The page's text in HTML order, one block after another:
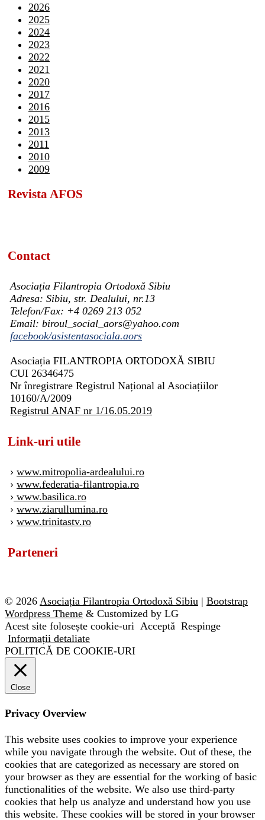
2026
2025
2024
2023
2022
2021
2020
2017
2016
2015
2013
2011
2010
2009
Revista AFOS
Contact
Asociația Filantropia Ortodoxă Sibiu
Adresa: Sibiu, str. Dealului, nr.13
Telefon/Fax: +4 0269 213 052
Email: biroul_social_aors@yahoo.com
facebook/asistentasociala.aors
Asociația FILANTROPIA ORTODOXĂ SIBIU
CUI 26346475
Nr înregistrare Registrul Național al Asociațiilor
10160/A/2009
Registrul ANAF nr 1/16.05.2019
Link-uri utile
› www.mitropolia-ardealului.ro
› www.federatia-filantropia.ro
› www.basilica.ro
› www.ziarullumina.ro
› www.trinitastv.ro
Parteneri
© 2026 Asociația Filantropia Ortodoxă Sibiu | Bootstrap
Wordpress Theme & Customized by LG
Acest site folosește cookie-uri Acceptă Respinge
Informații detaliate
POLITICĂ DE COOKIE-URI
Close
Privacy Overview
This website uses cookies to improve your experience
while you navigate through the website. Out of these, the
cookies that are categorized as necessary are stored on
your browser as they are essential for the working of basic
functionalities of the website. We also use third-party
cookies that help us analyze and understand how you use
this website. These cookies will be stored in your browser